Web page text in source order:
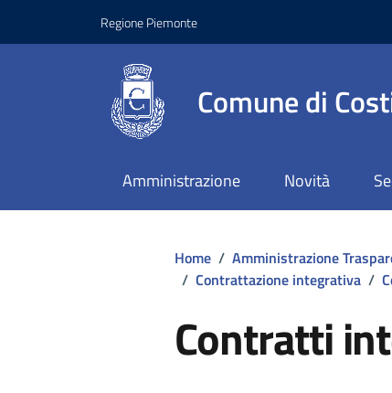
Regione Piemonte
Comune di
Amministrazione Novità
Home / Amministrazione
/ Contrattazione integrativa /
Contratti